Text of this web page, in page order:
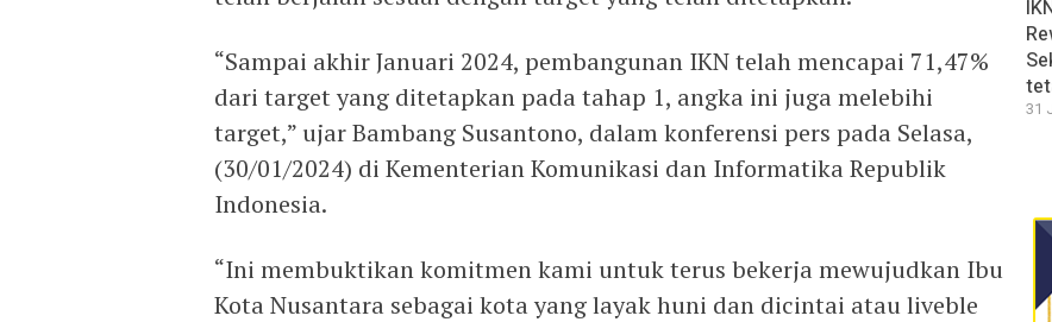
“Sampai akhir Januari 2024, pembangunan IKN telah mencapai 71,47%
dari target yang ditetapkan pada tahap 1, angka ini juga melebihi
target,” ujar Bambang Susantono, dalam konferensi pers pada Selasa,
(30/01/2024) di Kementerian Komunikasi dan Informatika Republik
Indonesia.
“Ini membuktikan komitmen kami untuk terus bekerja mewujudkan Ibu
Kota Nusantara sebagai kota yang layak huni dan dicintai atau liveble
31